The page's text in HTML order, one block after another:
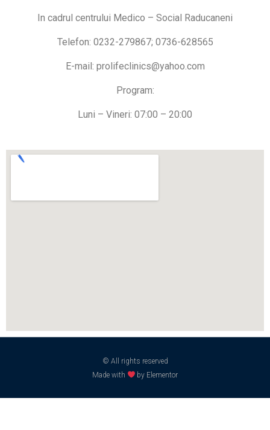
In cadrul centrului Medico – Social Raducaneni
Telefon: 0232-279867; 0736-628565
E-mail: prolifeclinics@yahoo.com
Program:
Luni – Vineri: 07:00 – 20:00
© All rights reserved
Made with
by Elementor